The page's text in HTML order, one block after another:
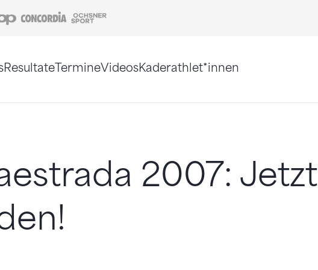
Coop Concordia
ResultateTermineVideosKaderathlet*innen
2007: Jetzt